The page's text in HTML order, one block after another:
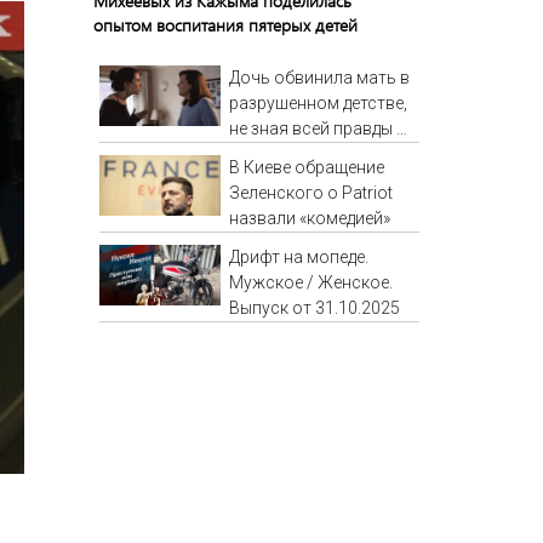
опытом воспитания пятерых детей
Дочь обвинила мать в
разрушенном детстве,
не зная всей правды о
одной семьи
В Киеве обращение
Зеленского о Patriot
назвали «комедией»
Дрифт на мопеде.
Мужское / Женское.
Выпуск от 31.10.2025